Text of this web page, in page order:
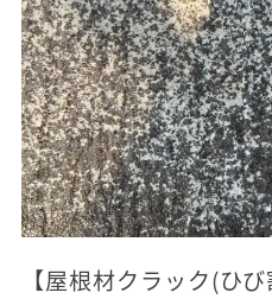
【屋根材クラック(ひ